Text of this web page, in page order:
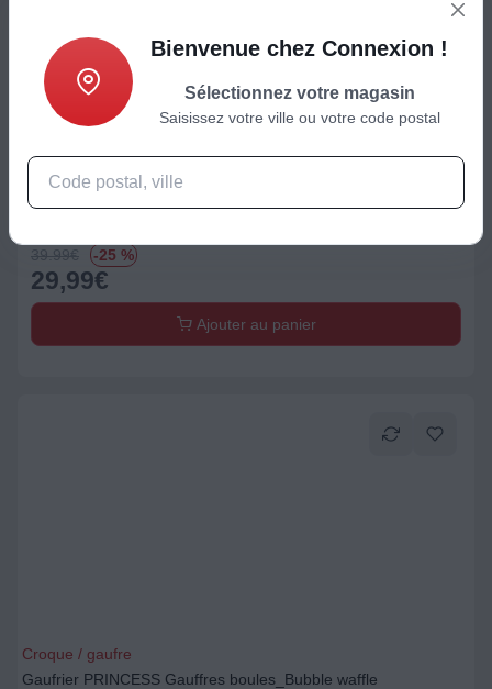
Croque monsieur FRIFRI DUO'DWICH XXL FRI1602009GRP
39.99€ -25 %
29,99€
Ajouter au panier
Croque / gaufre
Gaufrier PRINCESS Gauffres boules_Bubble waffle
Bienvenue chez Connexion !
Sélectionnez votre magasin
Saisissez votre ville ou votre code postal